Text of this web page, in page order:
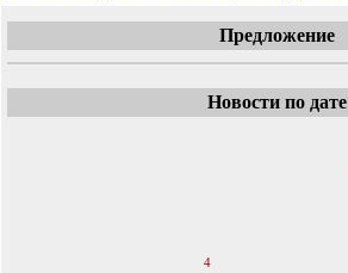
Предложение
Новости по дате
4